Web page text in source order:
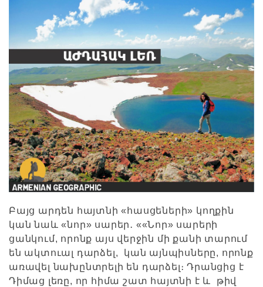
Բայց արդեն հայտնի «հասցեների» կողքին
կան նաև «նոր» սարեր․ ««Նոր» սարերի
ցանկում, որոնք այս վերջին մի քանի տարում
են ակտուալ դարձել, կան այնպիսները, որոնք
առավել նախընտրելի են դարձել։ Դրանցից է
Դիմաց լեռը, որ հիմա շատ հայտնի է և թիվ